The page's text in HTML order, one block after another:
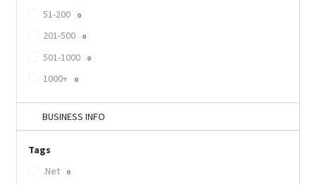
51-200 0
201-500 0
501-1000 0
1000+ 0
BUSINESS INFO
Tags
.Net
0